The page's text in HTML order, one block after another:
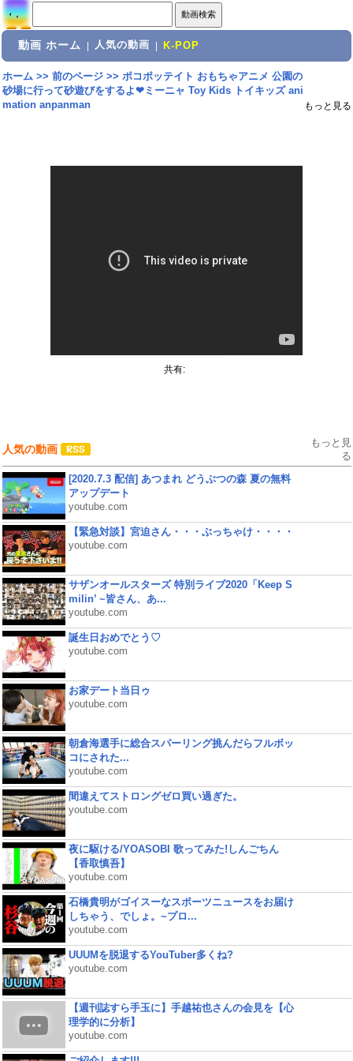
動画 ホーム 人気の動画 K-POP
ホーム>> 前のページ>> ポコポッテイト おもちゃアニメ 公園の
砂場に行って砂遊びをするよ❤ミーニャ Toy Kids トイキッズ ani
mation anpanman
もっと見る
共有:
人気の動画
もっと見
る
[2020.7.3 配信] あつまれ どうぶつの森 夏の無料
アップデート
youtube.com
【緊急対談】宮迫さん・・・ぶっちゃけ・・・・
youtube.com
サザンオールスターズ 特別ライブ2020「Keep S
milin’ ~皆さん、あ...
youtube.com
誕生日おめでとう♡
youtube.com
お家デート当日ゥ
youtube.com
朝倉海選手に総合スパーリング挑んだらフルボッ
コにされた...
youtube.com
間違えてストロングゼロ買い過ぎた。
youtube.com
夜に駆ける/YOASOBI 歌ってみた!しんごちん
【香取慎吾】
youtube.com
石橋貴明がゴイスーなスポーツニュースをお届け
しちゃう、でしょ。~プロ...
youtube.com
UUUMを脱退するYouTuber多くね?
youtube.com
【週刊誌すら手玉に】手越祐也さんの会見を【心
理学的に分析】
youtube.com